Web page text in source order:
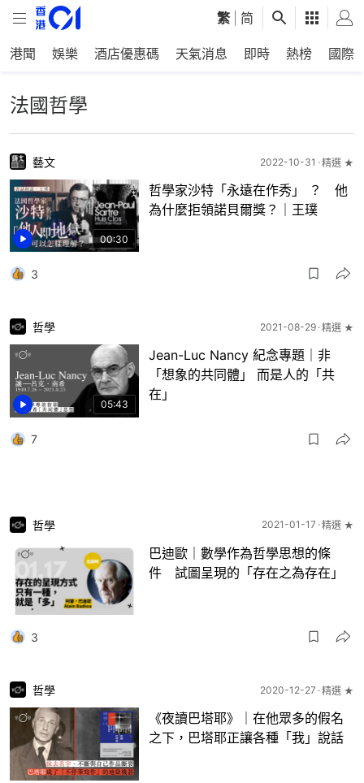
繁 简
港聞 娛樂 酒店優惠碼 天氣消息 即時 熱榜 國際
法國哲學
00:30
藝文 2022-10-31 精選 ★
哲學家沙特「永遠在作秀」 ？ 他
為什麼拒領諾貝爾獎？｜王璞
3
05:43
哲學 2021-08-29 精選 ★
Jean-Luc Nancy 紀念專題｜非
「想象的共同體」 而是人的「共
在」
7
哲學 2021-01-17 精選 ★
巴迪歐｜數學作為哲學思想的條
件 試圖呈現的「存在之為存在」
3
哲學 2020-12-27 精選 ★
《夜讀巴塔耶》｜在他眾多的假名
之下，巴塔耶正讓各種「我」說話